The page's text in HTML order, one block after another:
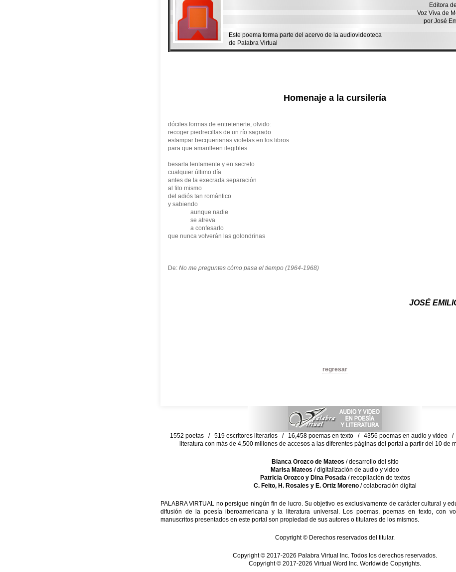
Editora
Voz Viva de
por José
Este poema forma parte del acervo de la audiovideoteca
de Palabra Virtual
Homenaje a la cursilería
dóciles formas de entretenerte, olvido:
recoger piedrecillas de un río sagrado
estampar becquerianas violetas en los libros
para que amarilleen ilegibles
besarla lentamente y en secreto
cualquier último día
antes de la execrada separación
al filo mismo
del adiós tan romántico
y sabiendo
aunque nadie
se atreva
a confesarlo
que nunca volverán las golondrinas
De: No me preguntes cómo pasa el tiempo (1964-1968)
JOSÉ
regresar
1552 poetas / 519 escritores literarios / 16,458 poemas en texto / 4356 poemas en audio y video /
literatura con más de 4,500 millones de accesos a las diferentes páginas del portal a partir del 10 de
Blanca Orozco de Mateos / desarrollo del sitio
Marisa Mateos / digitalización de audio y video
Patricia Orozco y Dina Posada/ recopilación de textos
C. Feito, H. Rosales y E. Ortiz Moreno/ colaboración digital
PALABRA VIRTUAL no persigue ningún fin de lucro. Su objetivo es exclusivamente de carácter cultural y
difusión de la poesía iberoamericana y la literatura universal. Los poemas, poemas en texto, con
manuscritos presentados en este portal son propiedad de sus autores o titulares de los mismos.
Copyright © Derechos reservados del titular.
Copyright © 2017-2026 Palabra Virtual Inc. Todos los derechos reservados.
Copyright © 2017-2026 Virtual Word Inc. Worldwide Copyrights.